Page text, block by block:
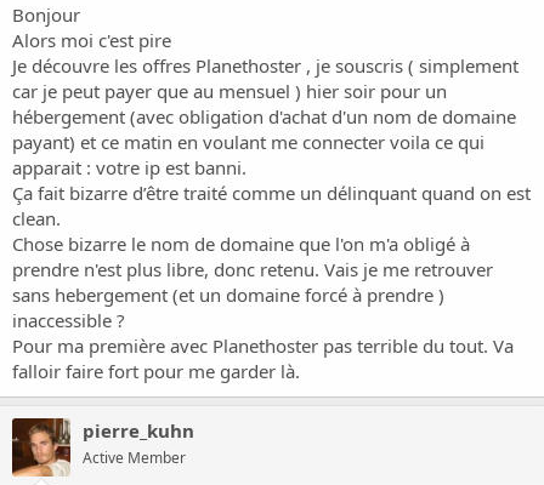
Bonjour
Alors moi c'est pire
Je découvre les offres Planethoster , je souscris ( simplement
car je peut payer que au mensuel ) hier soir pour un
hébergement (avec obligation d'achat d'un nom de domaine
payant) et ce matin en voulant me connecter voila ce qui
apparait : votre ip est banni.
Ça fait bizarre d’être traité comme un délinquant quand on est
clean.
Chose bizarre le nom de domaine que l'on m'a obligé à
prendre n'est plus libre, donc retenu. Vais je me retrouver
sans hebergement (et un domaine forcé à prendre )
inaccessible ?
Pour ma première avec Planethoster pas terrible du tout. Va
falloir faire fort pour me garder là.
pierre_kuhn
Active Member